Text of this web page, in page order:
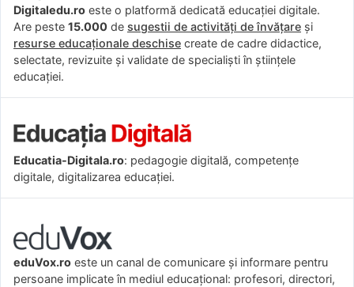
Digitaledu.ro este o platformă dedicată educației digitale.
Are peste 15.000 de sugestii de activități de învățare și
resurse educaționale deschise create de cadre didactice,
selectate, revizuite și validate de specialiști în științele
educației.
Educatia-Digitala.ro: pedagogie digitală, competențe
digitale, digitalizarea educației.
eduVox.ro este un canal de comunicare și informare pentru
persoane implicate în mediul educațional: profesori, directori,